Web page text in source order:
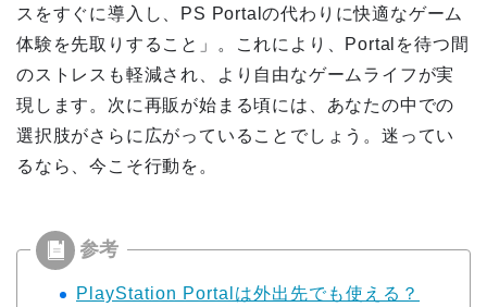
スをすぐに導入し、PS Portalの代わりに快適なゲーム
体験を先取りすること」。これにより、Portalを待つ間
のストレスも軽減され、より自由なゲームライフが実
現します。次に再販が始まる頃には、あなたの中での
選択肢がさらに広がっていることでしょう。迷ってい
るなら、今こそ行動を。
PlayStation Portalは外出先でも使える？